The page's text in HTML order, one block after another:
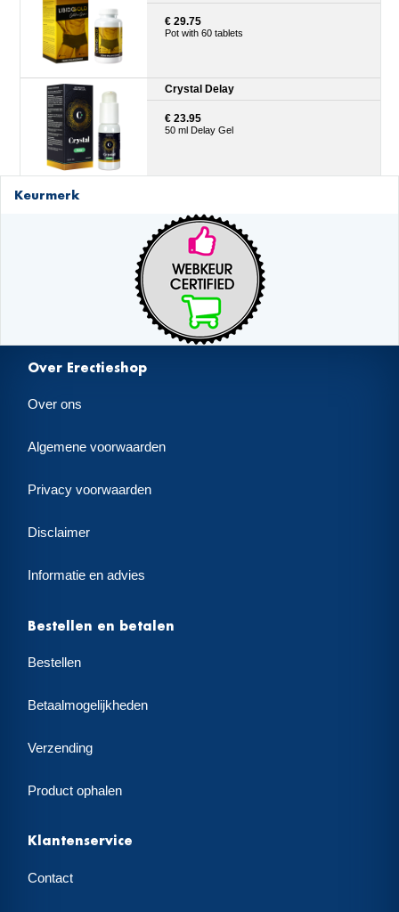
€ 29.75
Pot with 60 tablets
Crystal Delay
€ 23.95
50 ml Delay Gel
Keurmerk
Over Erectieshop
Over ons
Algemene voorwaarden
Privacy voorwaarden
Disclaimer
Informatie en advies
Bestellen en betalen
Bestellen
Betaalmogelijkheden
Verzending
Product ophalen
Klantenservice
Contact